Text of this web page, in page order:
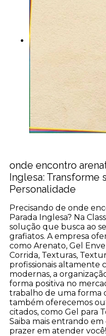
onde encontro
Inglesa: Transforme
Personalidade
Precisando de onde
Parada Inglesa? Na
solução que busca ao
grafiatos. A empresa
como Arenato, Gel
Corrida, Texturas,
profissionais altamente
modernas, a
forma positiva no
trabalho de uma forma
também oferecemos
citados, como Gel para
Saiba mais entrando
prazer em atender você!